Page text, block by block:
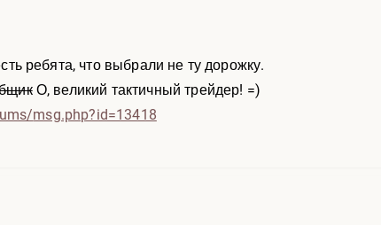
ребята, что выбрали не ту дорожку.
О, великий тактичный трейдер! =)
msg.php?id=13418